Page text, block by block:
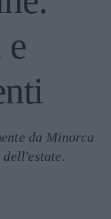
da Minorca